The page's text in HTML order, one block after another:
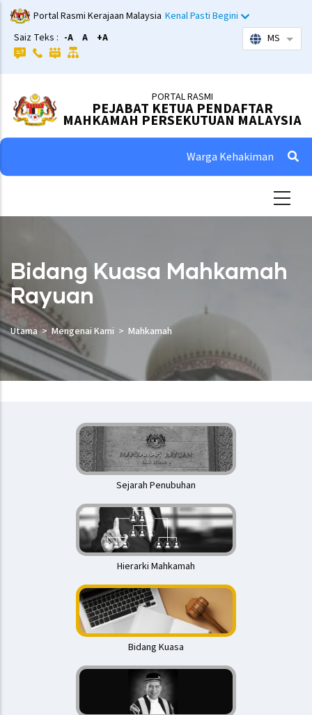
Skip
to
main
content
Portal Rasmi Kerajaan Malaysia Kenal Pasti Begini
Saiz Teks : -A A +A MS List
PORTAL RASMI
PEJABAT KETUA PENDAFTAR
MAHKAMAH PERSEKUTUAN MALAYSIA
Warga Kehakiman
Bidang Kuasa Mahkamah
Rayuan
Utama Mengenai Kami Mahkamah
Sejarah Penubuhan
Hierarki Mahkamah
Bidang Kuasa